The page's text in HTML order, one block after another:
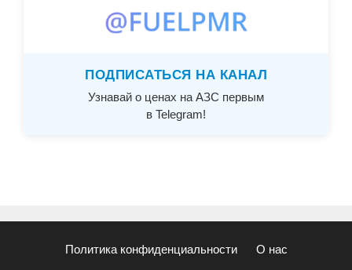
ПОДПИСАТЬСЯ НА КАНАЛ
Узнавай о ценах на АЗС первым
в Telegram!
Политика конфиденциальности О нас